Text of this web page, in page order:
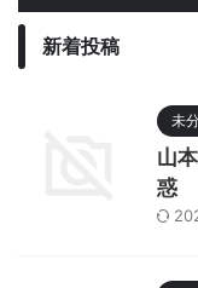
新着投稿
未
山
惑